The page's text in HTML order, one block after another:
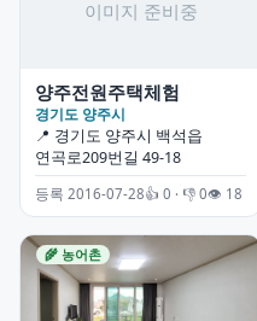
양주전원주택체험
경기도 양주시
📍 경기도 양주시 백석읍
연곡로209번길 49-18
등록 2016-07-28👍 0 · 👎 0👁 18
🌾 농어촌